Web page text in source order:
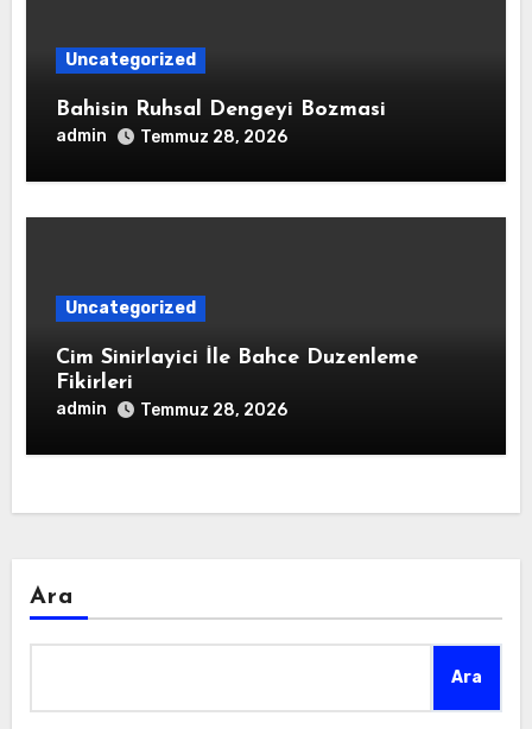
Uncategorized
Bahisin Ruhsal Dengeyi Bozmasi
admin Temmuz 28, 2026
Uncategorized
Cim Sinirlayici İle Bahce Duzenleme
Fikirleri
admin Temmuz 28, 2026
Ara
Ara